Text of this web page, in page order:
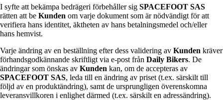
I syfte att bekämpa bedrägeri förbehåller sig SPACEFOOT SAS
rätten att be Kunden om varje dokument som är nödvändigt för att
verifiera hans identitet, äktheten av hans betalningsmedel och/eller
hans hemvist.
Varje ändring av en beställning efter dess validering av Kunden kräver
förhandsgodkännande skriftligt via e-post från Daily Bikers. De
ändringar som önskas av Kunden kan, om de accepteras av
SPACEFOOT SAS, leda till en ändring av priset (t.ex. särskilt till
följd av en produktändring), samt de ursprungligen överenskomna
leveransvillkoren i enlighet därmed (t.ex. särskilt en adressändring).